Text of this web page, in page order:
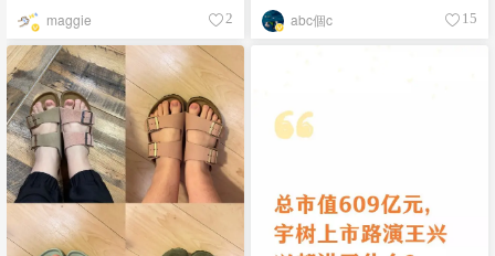
maggie 2 abc個c 15